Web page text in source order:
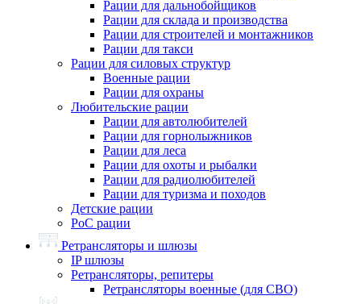
Рации для дальнобойщиков
Рации для склада и производства
Рации для строителей и монтажников
Рации для такси
Рации для силовых структур
Военные рации
Рации для охраны
Любительские рации
Рации для автолюбителей
Рации для горнолыжников
Рации для леса
Рации для охоты и рыбалки
Рации для радиолюбителей
Рации для туризма и походов
Детские рации
PoC рации
Ретрансляторы и шлюзы
IP шлюзы
Ретрансляторы, репитеры
Ретрансляторы военные (для СВО)